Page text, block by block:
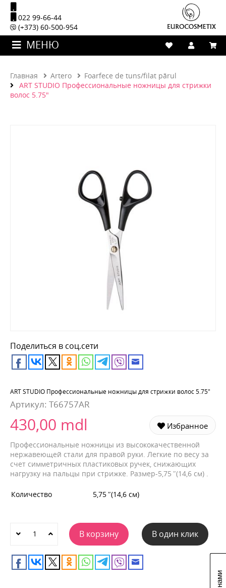
022 99-66-44
(+373) 60-500-954
МЕНЮ
Главная Artero
Foarfece de tuns/filat părul
ART STUDIO Профессиональные ножницы для стрижки
волос 5.75"
Поделиться в соц.сети
ART STUDIO Профессиональные ножницы для стрижки волос 5.75"
Артикул: T66757AR
430,00 mdl Избранное
Профессиональные ножницы из высококачественной
нержавеющей стали для правой руки. Легкие по весу за
счет симметричных пластиковых ручек, снижающих
нагрузку на пальцы при стрижке. Размер-5,75 ″(14,6 см) .
Количество 5,75 ″(14,6 см)
В корзину В один клик